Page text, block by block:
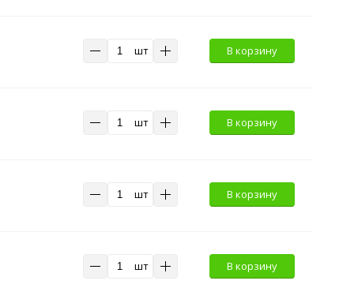
шт В корзину
шт В корзину
шт В корзину
шт В корзину